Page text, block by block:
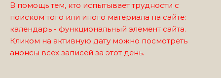
В помощь тем, кто испытывает трудности с
поиском того или иного материала на сайте:
календарь - функциональный элемент сайта.
Кликом на активную дату можно посмотреть
анонсы всех записей за этот день.